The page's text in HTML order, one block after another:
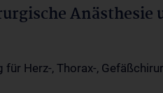
Anästhesie
Herz-, Thorax-,